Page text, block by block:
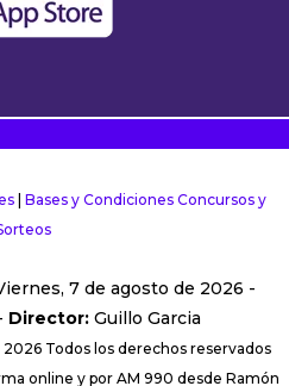
| Bases y Condiciones Concursos y
7 de agosto de 2026 -
Director:Guillo Garcia
Todos los derechos reservados
online y por AM 990 desde Ramón